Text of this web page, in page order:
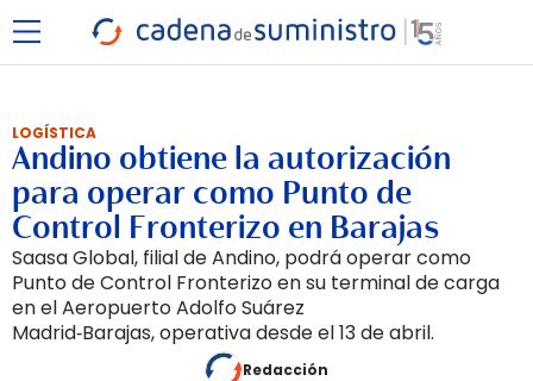
LOGÍSTICA
Andino obtiene la autorización
para operar como Punto de
Control Fronterizo en Barajas
Saasa Global, filial de Andino, podrá operar como
Punto de Control Fronterizo en su terminal de carga
en el Aeropuerto Adolfo Suárez
Madrid‑Barajas, operativa desde el 13 de abril.
Redacción